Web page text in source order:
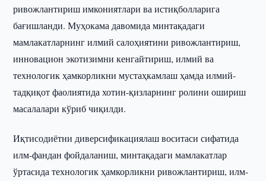
ривожлантириш имкониятлари ва истиқболларига
бағишланди. Муҳокама давомида минтақадаги
мамлакатларнинг илмий салоҳиятини ривожлантириш,
инновацион экотизимни кенгайтириш, илмий ва
технологик ҳамкорликни мустаҳкамлаш ҳамда илмий-
тадқиқот фаолиятида хотин-қизларнинг ролини ошириш
масалалари кўриб чиқилди.
Иқтисодиётни диверсификациялаш воситаси сифатида
илм-фандан фойдаланиш, минтақадаги мамлакатлар
ўртасида технологик ҳамкорликни ривожлантириш, илм-